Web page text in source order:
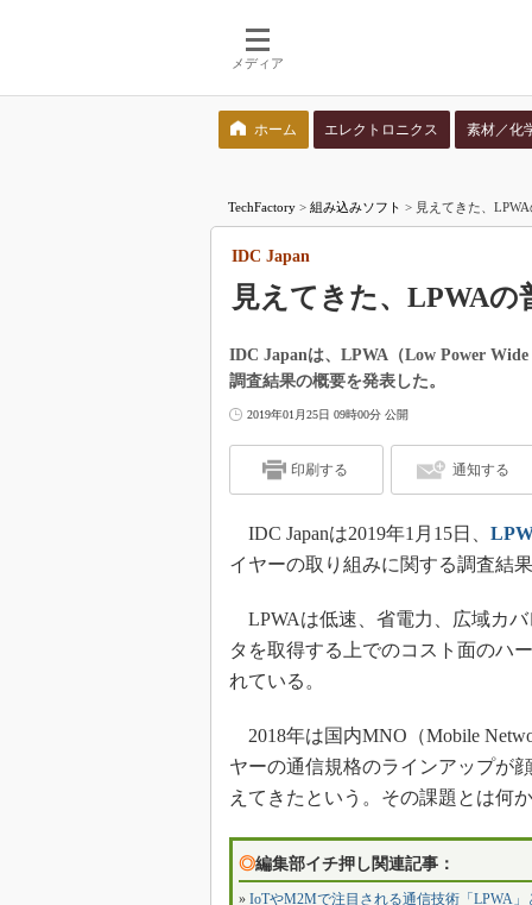
メディア
ホーム エレクトロニクス 素材／化
TechFactory > 組み込みソフト > 見えてきた、
見えてきた、LPWA
IDC Japan
IDC Japanは、LPWA（Low Power
調査結果の概要を発表した。
2019年01月25日 09時00分 公開
印刷する 通知する
IDC Japanは2019年1月15日、
イヤーの取り組みに関する調査結
LPWAは低速、省電力、広域カバ
タを取得する上でのコスト面のハ
れている。
2018年は国内MNO（Mobile
ヤーの通信規格のラインアップが
えてきたという。その課題とは何
◎編集部イチ押し関連記事：
» IoTやM2Mで注目される通信技術「LPWA」